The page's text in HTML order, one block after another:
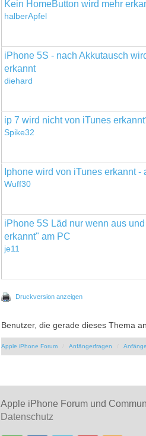
Kein HomeButton wird mehr
halberApfel
iPhone 5S - nach Akkutausch
erkannt
diehard
ip 7 wird nicht von iTunes
Spike32
Iphone wird von iTunes erkannt
Wuff30
iPhone 5S Läd nur wenn aus
erkannt" am PC
je11
Druckversion anzeigen
Benutzer, die gerade dieses Thema
Apple iPhone Forum Anfängerfragen
Apple iPhone Forum und
Datenschutz